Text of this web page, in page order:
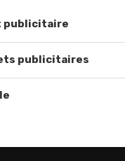
publicitaire
publicitaires